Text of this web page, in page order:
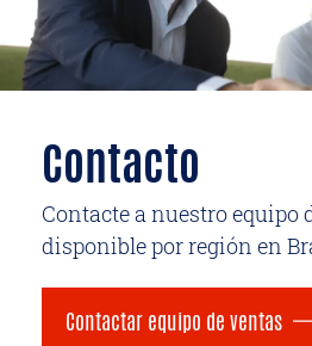
Contacto
Contacte a nuestro equipo
disponible por región en
Contactar equipo de ventas